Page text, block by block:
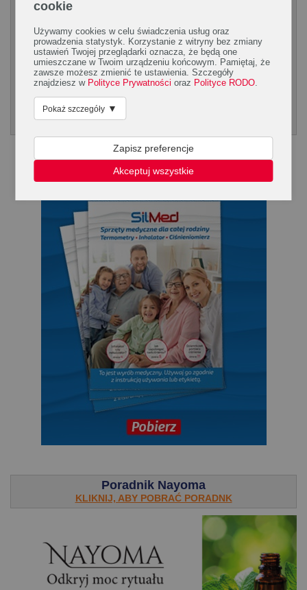
CZYTAJ WIĘCEJ!
Poradnik Silmed
Poradnik Nayoma
KLIKNIJ, ABY POBRAĆ PORADNK
cookie
Używamy cookies w celu świadczenia usług oraz
prowadzenia statystyk. Korzystanie z witryny bez zmiany
ustawień Twojej przeglądarki oznacza, że będą one
umieszczane w Twoim urządzeniu końcowym. Pamiętaj, że
zawsze możesz zmienić te ustawienia. Szczegóły
znajdziesz w Polityce Prywatności oraz Polityce RODO.
Pokaż szczegóły ▼
Zapisz preferencje
Akceptuj wszystkie